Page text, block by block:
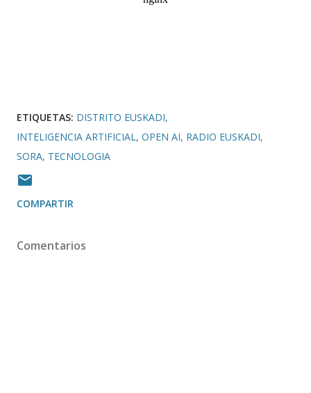
ETIQUETAS: DISTRITO EUSKADI
INTELIGENCIA ARTIFICIAL OPEN AI RADIO EUSKADI
SORA TECNOLOGIA
COMPARTIR
Comentarios